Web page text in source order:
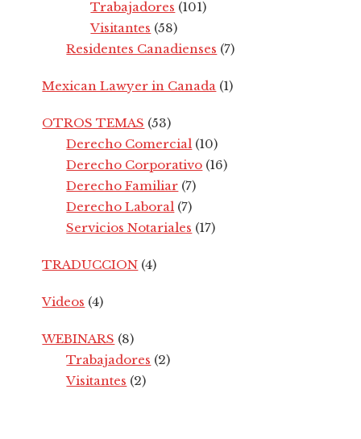
Trabajadores (101)
Visitantes (58)
Residentes Canadienses (7)
Mexican Lawyer in Canada (1)
OTROS TEMAS (53)
Derecho Comercial (10)
Derecho Corporativo (16)
Derecho Familiar (7)
Derecho Laboral (7)
Servicios Notariales (17)
TRADUCCION (4)
Videos (4)
WEBINARS (8)
Trabajadores (2)
Visitantes (2)